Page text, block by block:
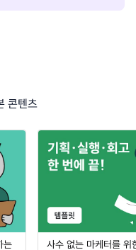
콘텐츠
는
사수 없는 마케터를 위